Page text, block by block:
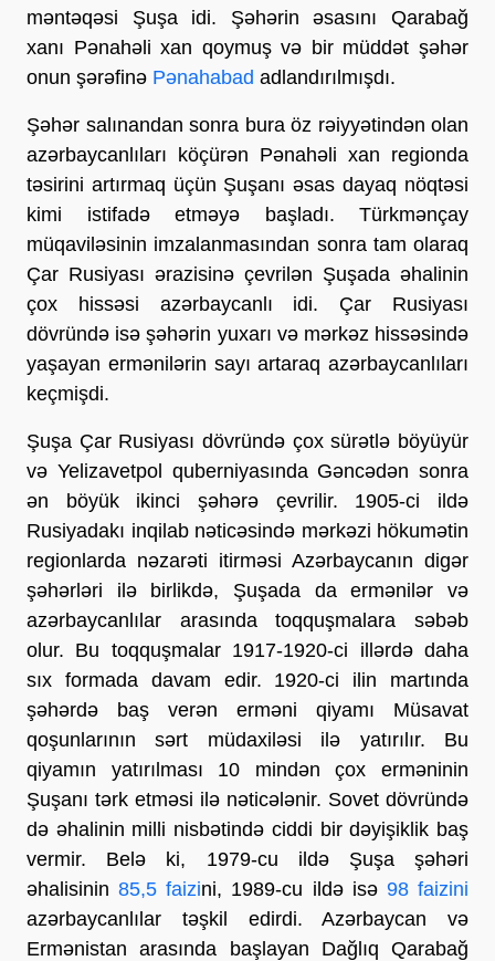
məntəqəsi Şuşa idi. Şəhərin əsasını Qarabağ
xanı Pənahəli xan qoymuş və bir müddət şəhər
onun şərəfinə Pənahabad adlandırılmışdı.
Şəhər salınandan sonra bura öz rəiyyətindən olan
azərbaycanlıları köçürən Pənahəli xan regionda
təsirini artırmaq üçün Şuşanı əsas dayaq nöqtəsi
kimi istifadə etməyə başladı. Türkmənçay
müqaviləsinin imzalanmasından sonra tam olaraq
Çar Rusiyası ərazisinə çevrilən Şuşada əhalinin
çox hissəsi azərbaycanlı idi. Çar Rusiyası
dövründə isə şəhərin yuxarı və mərkəz hissəsində
yaşayan ermənilərin sayı artaraq azərbaycanlıları
keçmişdi.
Şuşa Çar Rusiyası dövründə çox sürətlə böyüyür
və Yelizavetpol quberniyasında Gəncədən sonra
ən böyük ikinci şəhərə çevrilir. 1905-ci ildə
Rusiyadakı inqilab nəticəsində mərkəzi hökumətin
regionlarda nəzarəti itirməsi Azərbaycanın digər
şəhərləri ilə birlikdə, Şuşada da ermənilər və
azərbaycanlılar arasında toqquşmalara səbəb
olur. Bu toqquşmalar 1917-1920-ci illərdə daha
sıx formada davam edir. 1920-ci ilin martında
şəhərdə baş verən erməni qiyamı Müsavat
qoşunlarının sərt müdaxiləsi ilə yatırılır. Bu
qiyamın yatırılması 10 mindən çox erməninin
Şuşanı tərk etməsi ilə nəticələnir. Sovet dövründə
də əhalinin milli nisbətində ciddi bir dəyişiklik baş
vermir. Belə ki, 1979-cu ildə Şuşa şəhəri
əhalisinin 85,5 faizini, 1989-cu ildə isə98 faizini
azərbaycanlılar təşkil edirdi. Azərbaycan və
Ermənistan arasında başlayan Dağlıq Qarabağ